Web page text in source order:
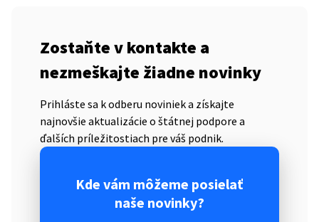
Zostaňte v kontakte a
nezmeškajte žiadne novinky
Prihláste sa k odberu noviniek a získajte
najnovšie aktualizácie o štátnej podpore a
ďalších príležitostiach pre váš podnik.
Kde vám môžeme posielať
naše novinky?